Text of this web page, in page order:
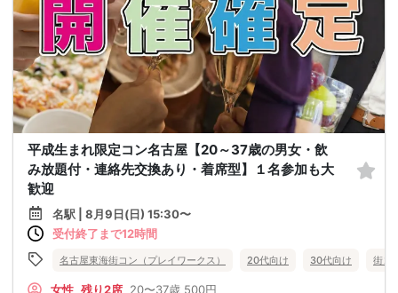
平成生まれ限定コン名古屋【20～37歳の男女・飲
み放題付・連絡先交換あり・着席型】１名参加も大
歓迎
名駅 | 8月9日(日) 15:30〜
受付終了まで12時間
名古屋東海街コン（プレイワークス） 20代向け 30代向け 街コ
女性 残り2席 20〜37歳 500円